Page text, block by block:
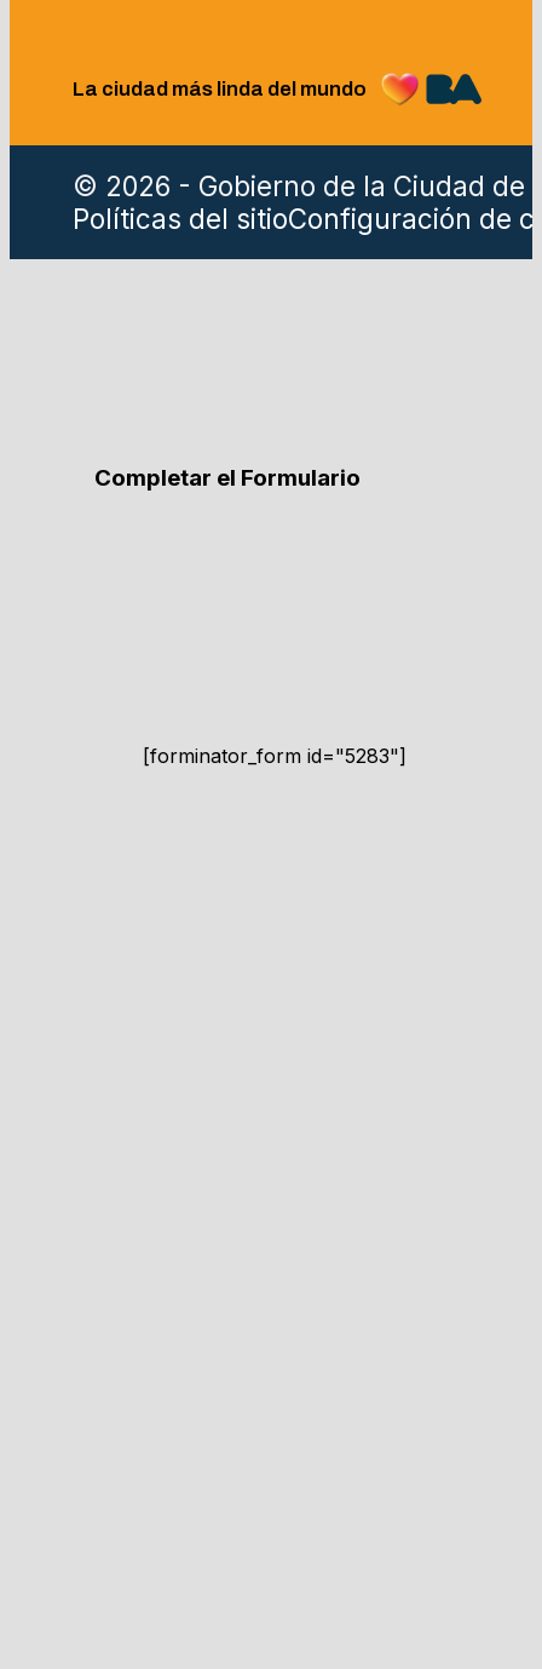
La ciudad más linda del mundo
© 2026 - Gobierno de la Ciudad de
Políticas del sitioConfiguración de
Completar el Formulario
[forminator_form id="5283"]